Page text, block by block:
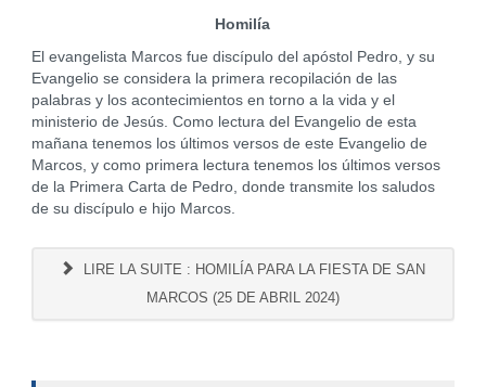
Homilía
El evangelista Marcos fue discípulo del apóstol Pedro, y su
Evangelio se considera la primera recopilación de las
palabras y los acontecimientos en torno a la vida y el
ministerio de Jesús. Como lectura del Evangelio de esta
mañana tenemos los últimos versos de este Evangelio de
Marcos, y como primera lectura tenemos los últimos versos
de la Primera Carta de Pedro, donde transmite los saludos
de su discípulo e hijo Marcos.
LIRE LA SUITE : HOMILÍA PARA LA FIESTA DE SAN
MARCOS (25 DE ABRIL 2024)